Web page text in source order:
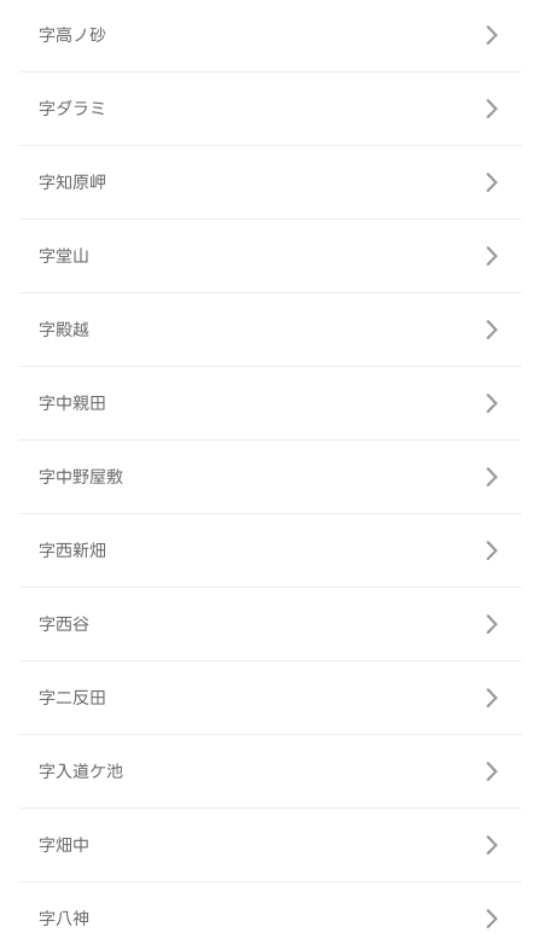
字高ノ砂
字ダラミ
字知原岬
字堂山
字殿越
字中親田
字中野屋敷
字西新畑
字西谷
字二反田
字入道ケ池
字畑中
字八神